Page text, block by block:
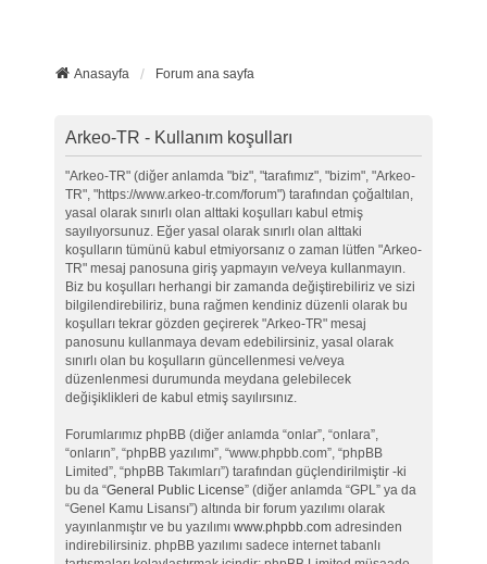
Anasayfa Forum ana sayfa
Arkeo-TR - Kullanım koşulları
"Arkeo-TR" (diğer anlamda "biz", "tarafımız", "bizim", "Arkeo-
TR", "https://www.arkeo-tr.com/forum") tarafından çoğaltılan,
yasal olarak sınırlı olan alttaki koşulları kabul etmiş
sayılıyorsunuz. Eğer yasal olarak sınırlı olan alttaki
koşulların tümünü kabul etmiyorsanız o zaman lütfen "Arkeo-
TR" mesaj panosuna giriş yapmayın ve/veya kullanmayın.
Biz bu koşulları herhangi bir zamanda değiştirebiliriz ve sizi
bilgilendirebiliriz, buna rağmen kendiniz düzenli olarak bu
koşulları tekrar gözden geçirerek "Arkeo-TR" mesaj
panosunu kullanmaya devam edebilirsiniz, yasal olarak
sınırlı olan bu koşulların güncellenmesi ve/veya
düzenlenmesi durumunda meydana gelebilecek
değişiklikleri de kabul etmiş sayılırsınız.
Forumlarımız phpBB (diğer anlamda “onlar”, “onlara”,
“onların”, “phpBB yazılımı”, “www.phpbb.com”, “phpBB
Limited”, “phpBB Takımları”) tarafından güçlendirilmiştir -ki
bu da “General Public License” (diğer anlamda “GPL” ya da
“Genel Kamu Lisansı”) altında bir forum yazılımı olarak
yayınlanmıştır ve bu yazılımı www.phpbb.comadresinden
indirebilirsiniz. phpBB yazılımı sadece internet tabanlı